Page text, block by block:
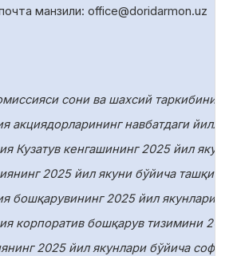
манзили: office@doridarmon.uz
сони ва шахсий таркибини
акциядорларининг навбатдаги
Кузатув кенгашининг 2025 йил
2025 йил якуни бўйича ташқи
бошқарувининг 2025 йил якунлари
корпоратив бошқарув тизимини
2025 йил якунлари бўйича соф